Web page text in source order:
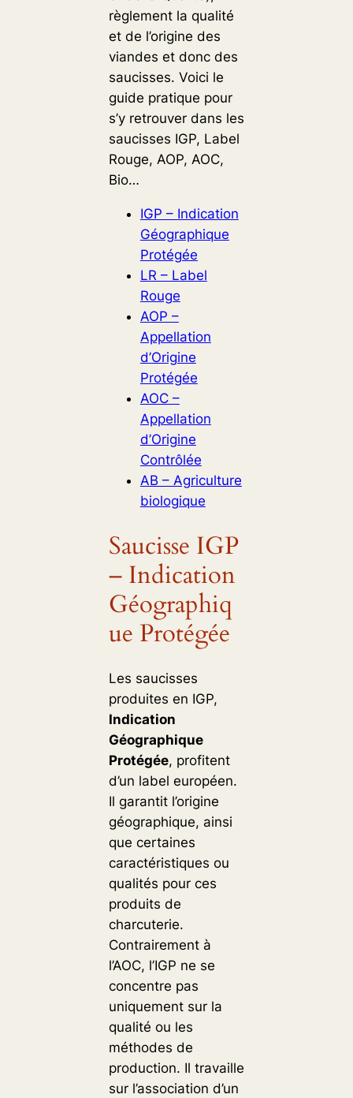
règlement la qualité
et de l’origine des
viandes et donc des
saucisses. Voici le
guide pratique pour
s’y retrouver dans les
saucisses IGP, Label
Rouge, AOP, AOC,
Bio…
IGP – Indication
Géographique
Protégée
LR – Label
Rouge
AOP –
Appellation
d’Origine
Protégée
AOC –
Appellation
d’Origine
Contrôlée
AB – Agriculture
biologique
Saucisse IGP
– Indication
Géographiq
ue Protégée
Les saucisses
produites en IGP,
Indication
Géographique
Protégée, profitent
d’un label européen.
Il garantit l’origine
géographique, ainsi
que certaines
caractéristiques ou
qualités pour ces
produits de
charcuterie.
Contrairement à
l’AOC, l’IGP ne se
concentre pas
uniquement sur la
qualité ou les
méthodes de
production. Il travaille
sur l’association d’un